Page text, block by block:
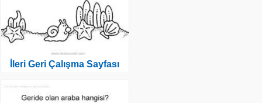
İleri Geri Çalışma Sayfası